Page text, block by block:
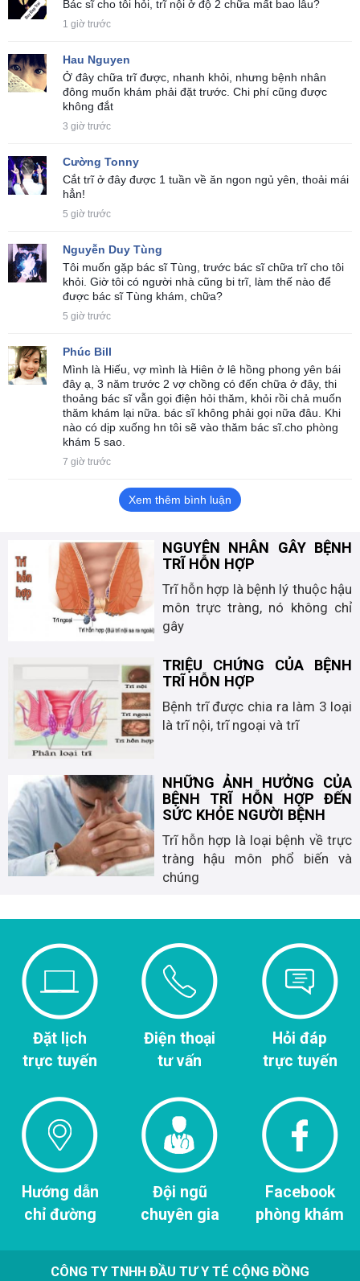
Bác sĩ cho tôi hỏi, trĩ nội ở độ 2 chữa mất bao lâu?
1 giờ trước
Hau Nguyen
Ở đây chữa trĩ được, nhanh khỏi, nhưng bệnh nhân
đông muốn khám phải đặt trước. Chi phí cũng được
không đắt
3 giờ trước
Cường Tonny
Cắt trĩ ở đây được 1 tuần về ăn ngon ngủ yên, thoải mái
hẳn!
5 giờ trước
Nguyễn Duy Tùng
Tôi muốn gặp bác sĩ Tùng, trước bác sĩ chữa trĩ cho tôi
khỏi. Giờ tôi có người nhà cũng bi trĩ, làm thế nào để
được bác sĩ Tùng khám, chữa?
5 giờ trước
Phúc Bill
Mình là Hiếu, vợ mình là Hiên ở lê hồng phong yên bái
đây ạ, 3 năm trước 2 vợ chồng có đến chữa ở đây, thi
thoảng bác sĩ vẫn gọi điện hỏi thăm, khỏi rồi chả muốn
thăm khám lại nữa. bác sĩ không phải gọi nữa đâu. Khi
nào có dịp xuống hn tôi sẽ vào thăm bác sĩ.cho phòng
khám 5 sao.
7 giờ trước
Xem thêm bình luận
NGUYÊN NHÂN GÂY BỆNH
TRĨ HỖN HỢP
Trĩ hỗn hợp là bệnh lý thuộc hậu
môn trực tràng, nó không chỉ
gây
TRIỆU CHỨNG CỦA BỆNH
TRĨ HỖN HỢP
Bệnh trĩ được chia ra làm 3 loại
là trĩ nội, trĩ ngoại và trĩ
NHỮNG ẢNH HƯỞNG CỦA
BỆNH TRĨ HỖN HỢP ĐẾN
SỨC KHỎE NGƯỜI BỆNH
Trĩ hỗn hợp là loại bệnh về trực
tràng hậu môn phổ biến và
chúng
Đặt lịch
trực tuyến
Điện thoại
tư vấn
Hỏi đáp
trực tuyến
Hướng dẫn
chỉ đường
Đội ngũ
chuyên gia
Facebook
phòng khám
CÔNG TY TNHH ĐẦU TƯ Y TÉ CỘNG ĐỒNG